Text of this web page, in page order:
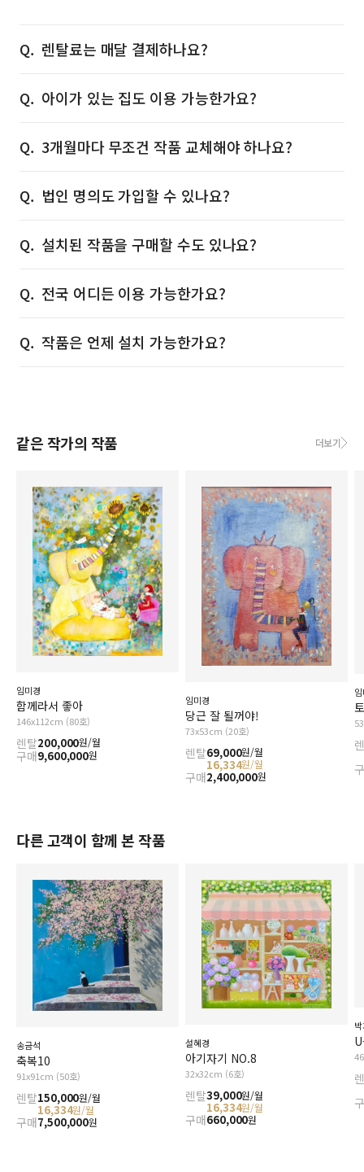
렌탈료는 매달 결제하나요?
아이가 있는 집도 이용 가능한가요?
3개월마다 무조건 작품 교체해야 하나요?
법인 명의도 가입할 수 있나요?
설치된 작품을 구매할 수도 있나요?
전국 어디든 이용 가능한가요?
작품은 언제 설치 가능한가요?
같은 작가의 작품 더보기
임미경
함께라서 좋아
146x112cm (80호)
렌탈200,000원/월
구매9,600,000원
임미경
당근 잘 될꺼야!
73x53cm (20호)
렌탈69,000원/월
16,334원/월
구매2,400,000원
다른 고객이 함께 본 작품
송금석
축복10
91x91cm (50호)
렌탈150,000원/월
16,334원/월
구매7,500,000원
설혜경
아기자기 NO.8
32x32cm (6호)
렌탈39,000원/월
16,334원/월
구매660,000원